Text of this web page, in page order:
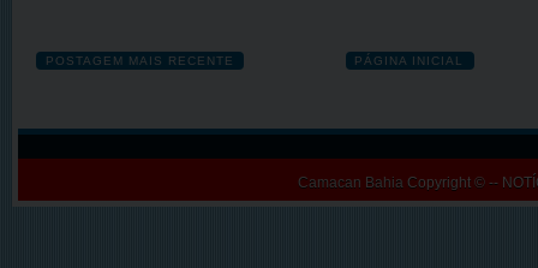
POSTAGEM MAIS RECENTE PÁGINA INICIAL
Camacan Bahia Copyright © --